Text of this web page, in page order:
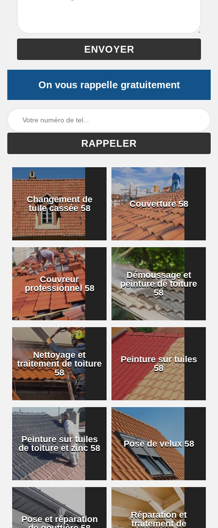
On vous rappelle gratuitement
Changement de
tuile cassée 58
Couverture 58
Couvreur
professionnel 58
Démoussage et
peinture de toiture
58
Nettoyage et
traitement de toiture
58
Peinture sur tuiles
58
Peinture sur tuiles
de toiture et zinc 58
Pose de velux 58
Pose et réparation
Réparation et
traitement de